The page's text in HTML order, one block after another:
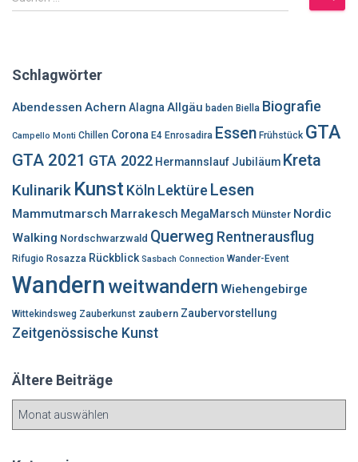
u
n
a
c
:
Schlagwörter
Abendessen Achern AlagnaAllgäu baden Biella Biografie
Campello Monti Chillen Corona E4 Enrosadira Essen Frühstück GTA
GTA 2021 GTA 2022 Hermannslauf Jubiläum Kreta
Kulinarik Kunst Köln LektüreLesen
Mammutmarsch Marrakesch MegaMarsch Münster Nordic
Walking Nordschwarzwald Querweg Rentnerausflug
Rifugio Rosazza Rückblick Sasbach Connection Wander-Event
Wandern weitwandern Wiehengebirge
Wittekindsweg Zauberkunst zaubern Zaubervorstellung
Zeitgenössische Kunst
Ältere Beiträge